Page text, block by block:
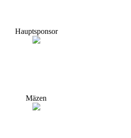
Hauptsponsor
Mäzen